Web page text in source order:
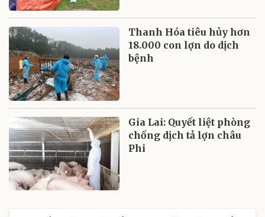
Thanh Hóa tiêu hủy hơn
18.000 con lợn do dịch
bệnh
Gia Lai: Quyết liệt phòng
chống dịch tả lợn châu
Phi